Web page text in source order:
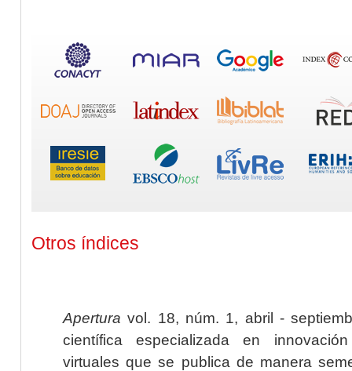
Otros índices
Apertura vol. 18, núm. 1, abril -
científica especializada en
virtuales que se publica de manera